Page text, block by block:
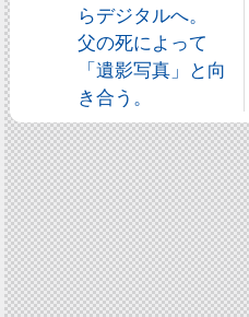
らデジタルへ。
父の死によって
「遺影写真」と向
き合う。